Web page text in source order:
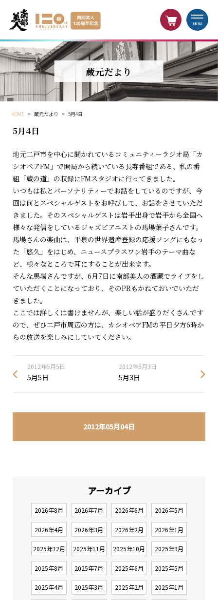
MENU
蔵元だより
HOME > 蔵元だより > 5月4日
2012年05月04日
5月4日
地元二戸市を中心に聞かれているコミュニティーラジオ局「カ
シオペアFM」で開局から続いている長寿番組である、私の番
組「蔵の道」の収録にFMスタジオに行ってきました。
いつもは私とパーソナリティーでお話をしているのですが、今
回は何とスペシャルゲストをお呼びして、お話をさせていただ
きました。そのスペシャルゲストは岩手出身で岩手から全国へ
様々な発信をしているジャズピアニストの馬場葉子さんです。
馬場さんの楽曲は、平泉の世界遺産登録の応援ソングにもなっ
た「悠久」をはじめ、ニュースプラスワン岩手のテーマ曲な
ど、様々なところで耳にすることが出来ます。
そんな馬場さんですが、6月7日に南部美人の酒蔵でライブをし
ていただくことになっており、そのPRもかねておいでいただ
きました。
ここでは詳しくは書けませんが、楽しい話が盛りだくさんです
ので、ぜひ二戸市周辺の方は、カシオペアFMの平日夕方6時か
らの放送を楽しみにしていてください。
2012年5月5日
5月5日
2012年5月3日
5月3日
アーカイブ
2026年8月 2026年7月 2026年6月 2026年5月
2026年4月 2026年3月 2026年2月 2026年1月
2025年12月 2025年11月 2025年10月 2025年9月
2025年8月 2025年7月 2025年6月 2025年5月
2025年4月 2025年3月 2025年2月 2025年1月